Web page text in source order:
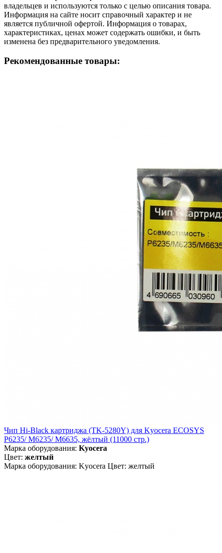
владельцев и используются только с целью описания товара.
Информация на сайте носит справочный характер и не
является публичной офертой. Информация о товарах,
характеристиках, ценах может содержать ошибки, и быть
изменена без предварительного уведомления.
Рекомендованные товары:
Чип Hi-Black картриджа (TK-5280Y) для Kyocera ECOSYS
P6235/ M6235/ M6635, жёлтый (11000 стр.)
Марка оборудования: Kyocera
Цвет: желтый
Марка оборудования: Kyocera Цвет: желтый